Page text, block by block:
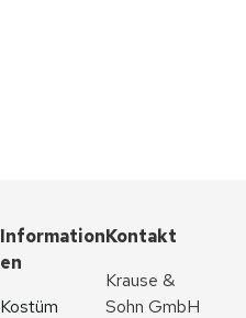
Information
en
Kostüm
Kontakt
Krause &
Sohn GmbH